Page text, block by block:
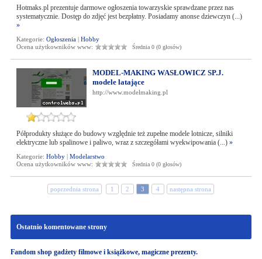
Hotmaks.pl prezentuje darmowe ogłoszenia towarzyskie sprawdzane przez nas
systematycznie. Dostęp do zdjęć jest bezpłatny. Posiadamy anonse dziewczyn (...)
»
Kategorie: Ogłoszenia| Hobby
Ocena użytkowników www:
Średnia 0 (0 głosów)
MODEL-MAKING WASŁOWICZ SP.J.
modele latające
http://www.modelmaking.pl
Półprodukty służące do budowy względnie też zupełne modele lotnicze, silniki
elektryczne lub spalinowe i paliwo, wraz z szczegółami wyekwipowania (...) »
Kategorie: Hobby| Modelarstwo
Ocena użytkowników www:
Średnia 0 (0 głosów)
poprzednia strona 1 2 3 4 następna strona
Ostatnio komentowane strony
Fandom shop gadżety filmowe i książkowe, magiczne prezenty.